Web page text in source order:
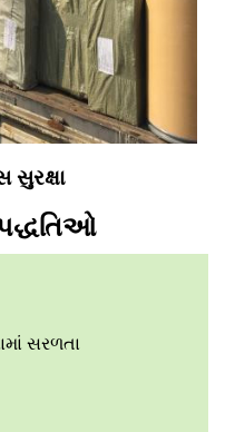
સુરક્ષા
સરળતા